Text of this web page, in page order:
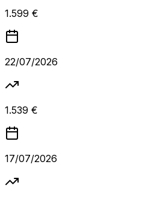
1.599 €
22/07/2026
1.539 €
17/07/2026